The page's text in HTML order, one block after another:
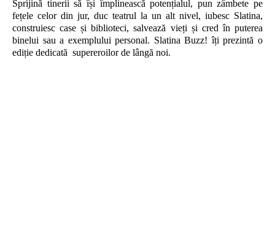
Sprijină tinerii să își împlinească potențialul, pun zâmbete pe
fețele celor din jur, duc teatrul la un alt nivel, iubesc Slatina,
construiesc case și biblioteci, salvează vieți și cred în puterea
binelui sau a exemplului personal. Slatina Buzz! îți prezintă o
ediție dedicată supereroilor de lângă noi.